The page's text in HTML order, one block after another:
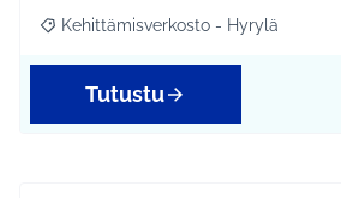
Rajaa tulokset aihepiirin mukaan:
Kehittämisverkosto - Hyrylä
Tutustu